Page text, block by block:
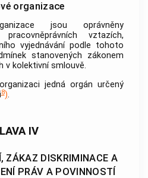
organizace
jsou oprávněny
vztazích,
vyjednávání podle tohoto
stanovených zákonem
v kolektivní smlouvě.
jedná orgán určený
8).
IV
ZÁKAZ DISKRIMINACE A
PRÁV A POVINNOSTÍ